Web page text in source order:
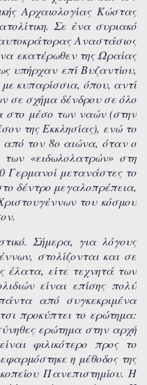
Αρχαιολογίας Κώστας
Σε ένα συριακό
Αναστάσιος
εκατέρωθεν της Ωραίας
υπήρχαν επί Βυζαντίου,
κυπαρίσσια, όπου, αντί
σε σχήμα δένδρου σε όλο
στο μέσο των ναών (στην
της Εκκλησίας), ενώ το
τον 8ο αιώνα, όταν ο
των «ειδωλολατρών» στη
Γερμανοί μετανάστες το
δέντρο μεγαλοπρέπεια,
του κόσμου
Σήμερα, για λόγους
στολίζονται και σε
έλατα, είτε τεχνητά των
είναι επίσης πολύ
από συγκεκριμένα
προκύπτει το ερώτημα:
ερώτημα στην αρχή
φιλικότερο προς το
η μέθοδος της
Πανεπιστημίου. Η